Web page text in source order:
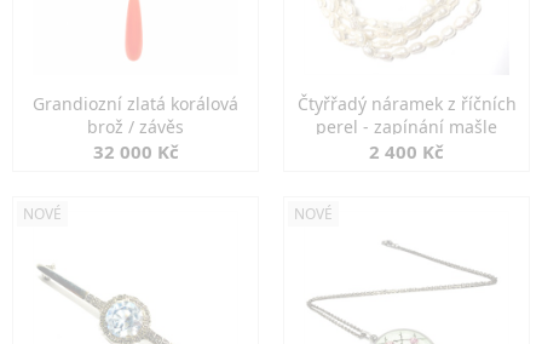
Grandiozní zlatá korálová
brož / závěs
32 000 Kč
Čtyřřadý náramek z říčních
perel - zapínání mašle
2 400 Kč
NOVÉ NOVÉ